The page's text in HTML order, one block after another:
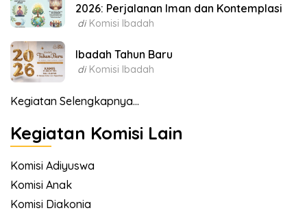
2026: Perjalanan Iman dan Kontemplasi
di Komisi Ibadah
Ibadah Tahun Baru
di Komisi Ibadah
Kegiatan Selengkapnya...
Kegiatan Komisi Lain
Komisi Adiyuswa
Komisi Anak
Komisi Diakonia